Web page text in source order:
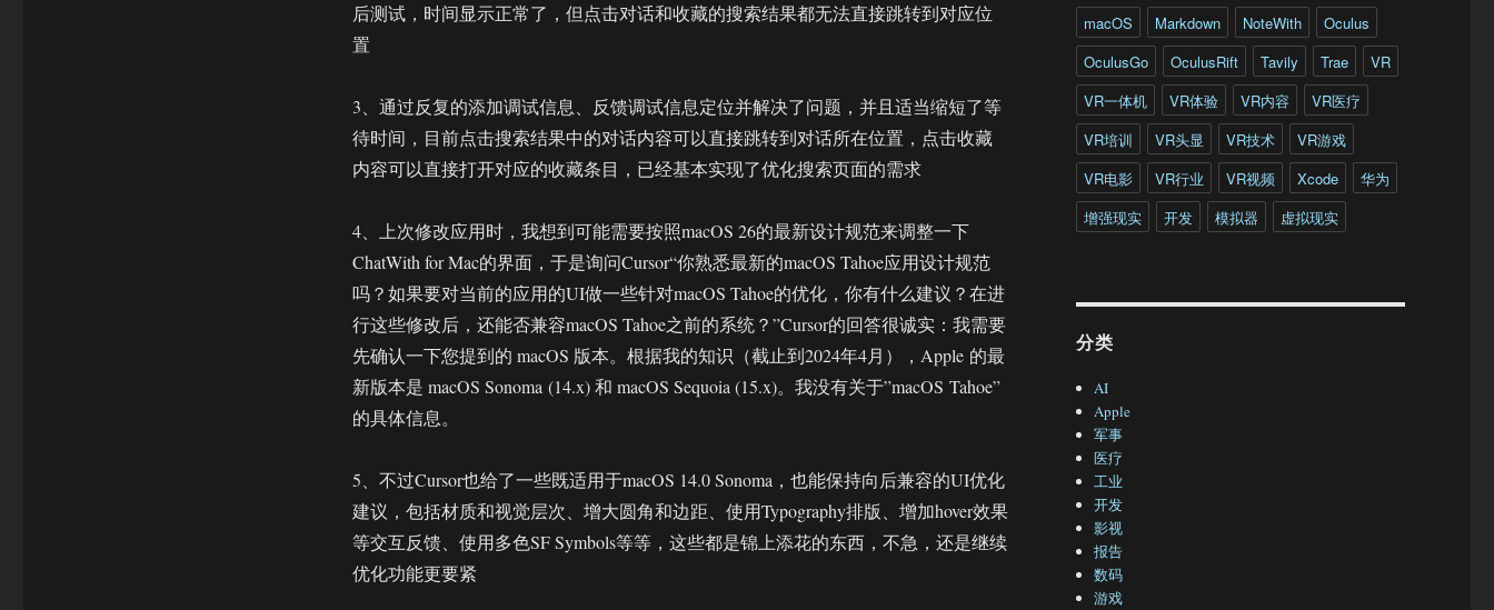
后测试，时间显示正常了，但点击对话和收藏的搜索结果都无法直接跳转到对应位
置
3、通过反复的添加调试信息、反馈调试信息定位并解决了问题，并且适当缩短了等
待时间，目前点击搜索结果中的对话内容可以直接跳转到对话所在位置，点击收藏
内容可以直接打开对应的收藏条目，已经基本实现了优化搜索页面的需求
4、上次修改应用时，我想到可能需要按照macOS 26的最新设计规范来调整一下
ChatWith for Mac的界面，于是询问Cursor“你熟悉最新的macOS Tahoe应用设计规范
吗？如果要对当前的应用的UI做一些针对macOS Tahoe的优化，你有什么建议？在进
行这些修改后，还能否兼容macOS Tahoe之前的系统？”Cursor的回答很诚实：我需要
先确认一下您提到的 macOS 版本。根据我的知识（截止到2024年4月），Apple 的最
新版本是 macOS Sonoma (14.x) 和 macOS Sequoia (15.x)。我没有关于”macOS Tahoe”
的具体信息。
5、不过Cursor也给了一些既适用于macOS 14.0 Sonoma，也能保持向后兼容的UI优化
建议，包括材质和视觉层次、增大圆角和边距、使用Typography排版、增加hover效果
等交互反馈、使用多色SF Symbols等等，这些都是锦上添花的东西，不急，还是继续
优化功能更要紧
macOS
Markdown NoteWith
Oculus
OculusGo
OculusRift Tavily Trae
VR
VR一体机
VR体验 VR内容
VR医疗
VR培训
VR头显 VR技术
VR游戏
VR电影
VR行业 VR视频 Xcode
华为
增强现实
开发 模拟器 虚拟现实
分类
AI
Apple
军事
医疗
工业
开发
影视
报告
数码
游戏